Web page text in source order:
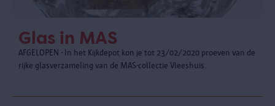
Glas in MAS
AFGELOPEN - In het Kijkdepot kon je tot 23/02/2020 proeven van de
rijke glasverzameling van de MAS-collectie Vleeshuis.